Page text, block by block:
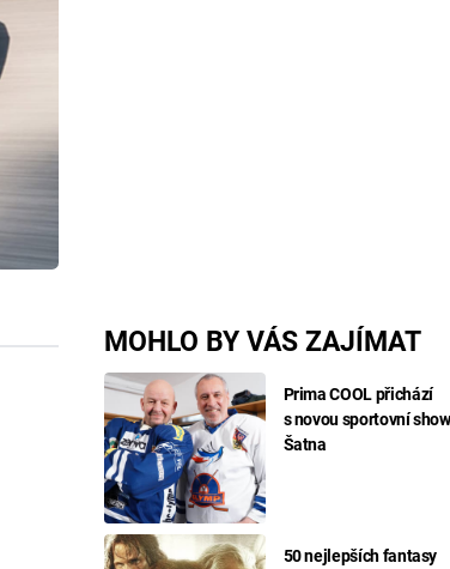
MOHLO BY VÁS ZAJÍMAT
Prima COOL přichází
s novou sportovní show
Šatna
50 nejlepších fantasy